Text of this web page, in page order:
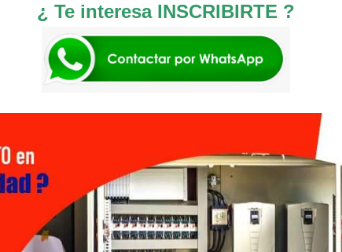
¿ Te interesa INSCRIBIRTE ?